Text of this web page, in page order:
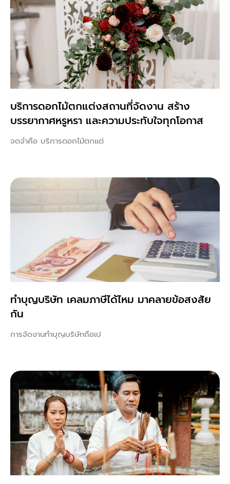
บริการดอกไม้ตกแต่งสถานที่จัดงาน สร้าง
บรรยากาศหรูหรา และความประทับใจทุกโอกาส
จดจำคือ บริการดอกไม้ตกแต่
ทําบุญบริษัท เคลมภาษีได้ไหม มาคลายข้อสงสัย
กัน
การจัดงานทำบุญบริษัทถือเป